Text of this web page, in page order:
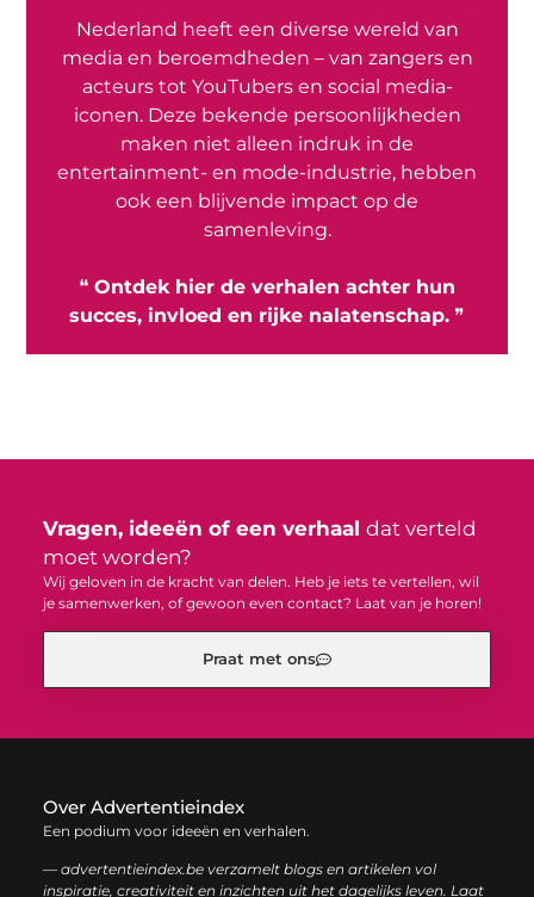
Nederland heeft een diverse wereld van
media en beroemdheden – van zangers en
acteurs tot YouTubers en social media-
iconen. Deze bekende persoonlijkheden
maken niet alleen indruk in de
entertainment- en mode-industrie, hebben
ook een blijvende impact op de
samenleving.
❝ Ontdek hier de verhalen achter hun
succes, invloed en rijke nalatenschap. ❞
Vragen, ideeën of een verhaal dat verteld
moet worden?
Wij geloven in de kracht van delen. Heb je iets te vertellen, wil
je samenwerken, of gewoon even contact? Laat van je horen!
Praat met ons
Over Advertentieindex
Een podium voor ideeën en verhalen.
— advertentieindex.be verzamelt blogs en artikelen vol
inspiratie, creativiteit en inzichten uit het dagelijks leven. Laat